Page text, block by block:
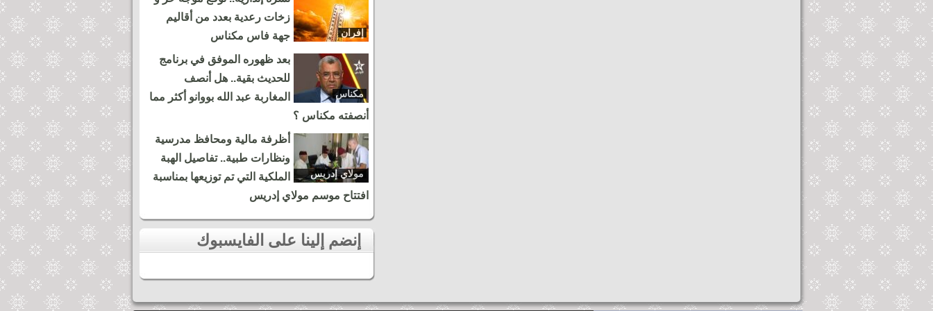
إفران
زخات رعدية بعدد من أقاليم
جهة فاس مكناس
مكناس
بعد ظهوره الموفق في برنامج
للحديث بقية.. هل أنصف
المغاربة عبد الله بووانو أكثر مما
أنصفته مكناس ؟
مولاي إدريس
زرهون
أظرفة مالية ومحافظ مدرسية
ونظارات طبية.. تفاصيل الهبة
الملكية التي تم توزيعها بمناسبة
افتتاح موسم مولاي إدريس